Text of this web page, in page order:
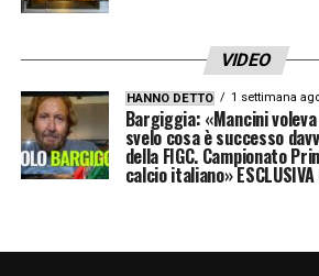
VIDEO
HANNO DETTO 1 settimana
Bargiggia: «Mancini
svelo cosa è successo
della FIGC. Campionato
calcio italiano» ESCLUSIVA